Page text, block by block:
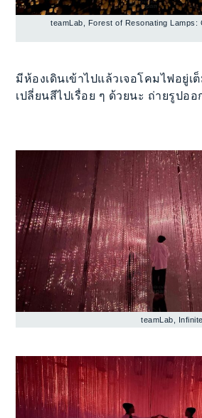
teamLab, Forest of Resonating Lamps:
มีห้องเดินเข้าไปแล้วเจอโคมไฟอยู่เ
เปลี่ยนสีไปเรื่อย ๆ ด้วยนะ ถ่ายรูปอ
teamLab,